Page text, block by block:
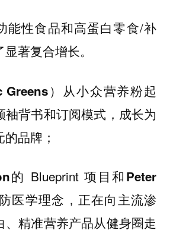
能性食品和高蛋白零食/补
著复合增长。
）
从小众营养粉起
袖背书和订阅模式，成长为
品牌；
的 Blueprint 项目和 Peter
医学理念，正在向主流渗
、精准营养产品从健身圈走